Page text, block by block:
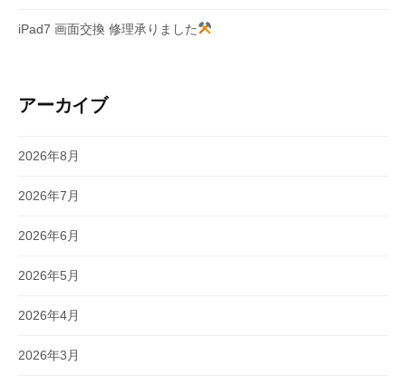
iPad7 画面交換 修理承りました
アーカイブ
2026年8月
2026年7月
2026年6月
2026年5月
2026年4月
2026年3月